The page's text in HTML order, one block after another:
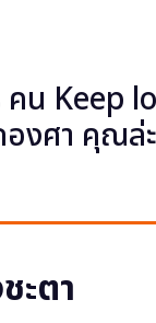
คน Keep
งศา คุณล่
ะตา